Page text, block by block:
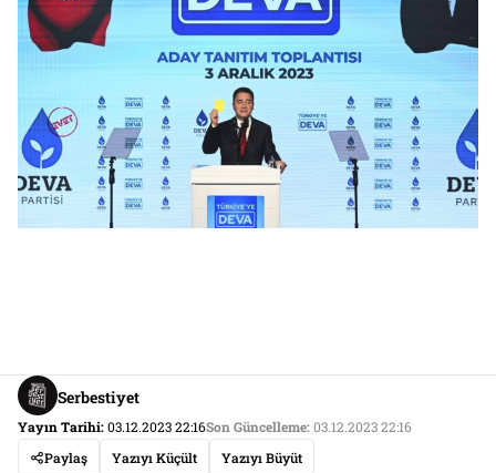
Serbestiyet
Yayın Tarihi:03.12.2023 22:16Son Güncelleme:03.12.2023 22:16
Paylaş
Yazıyı Küçült Yazıyı Büyüt